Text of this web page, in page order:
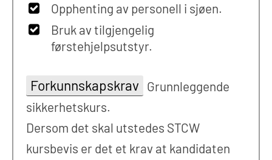
Opphenting av personell i sjøen.
Bruk av tilgjengelig
førstehjelpsutstyr.
Forkunnskapskrav Grunnleggende
sikkerhetskurs.
Dersom det skal utstedes STCW
kursbevis er det et krav at kandidaten